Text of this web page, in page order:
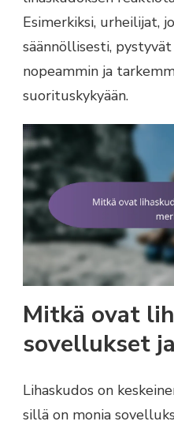
Esimerkiksi, urheilijat,
säännöllisesti,
nopeammin ja
suorituskykyään.
Mitkä ovat
sovellukset
Lihaskudos on
sillä on monia